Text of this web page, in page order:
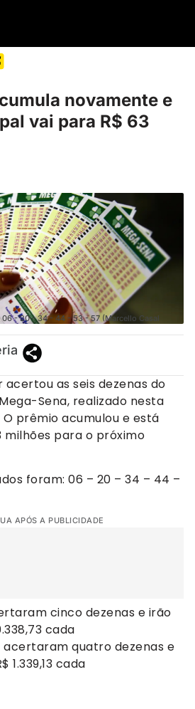
novamente e
vai para R$ 63
- 20 - 34 - 44 - 53 - 57 (Marcello Casal
as seis dezenas do
Sena, realizado nesta
prêmio acumulou e está
milhões para o próximo
foram: 06 – 20 – 34 – 44 –
APÓS A PUBLICIDADE
cinco dezenas e irão
cada
acertaram quatro dezenas e
1.339,13 cada